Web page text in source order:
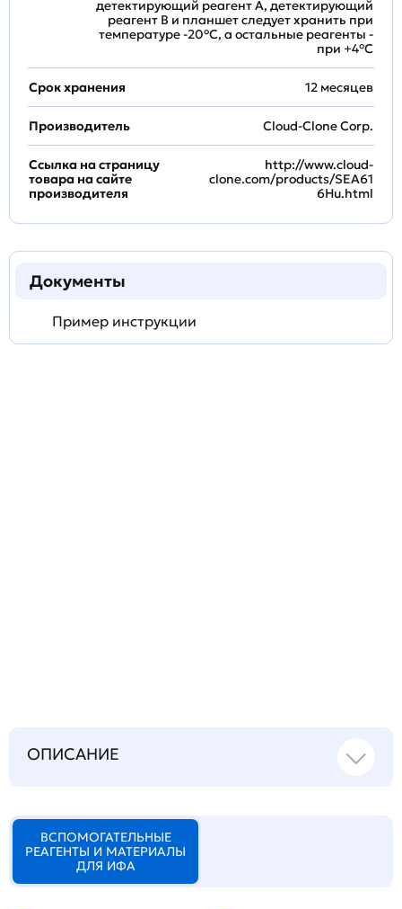
детектирующий реагент A, детектирующий
реагент B и планшет следует хранить при
температуре -20°C, а остальные реагенты -
при +4°С
Срок хранения 12 месяцев
Производитель Cloud-Clone Corp.
Ссылка на страницу
товара на сайте
производителя
http://www.cloud-
clone.com/products/SEA61
6Hu.html
Документы
Пример инструкции
ОПИСАНИЕ
ВСПОМОГАТЕЛЬНЫЕ
РЕАГЕНТЫ И МАТЕРИАЛЫ
ДЛЯ ИФА